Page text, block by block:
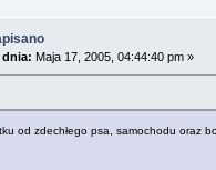
dnia: Maja 17, 2005, 04:44:40 pm »
od zdechłego psa, samochodu oraz